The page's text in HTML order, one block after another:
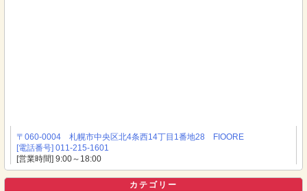
〒060-0004 札幌市中央区北4条西14丁目1番地28 FIOORE
[電話番号] 011-215-1601
[営業時間] 9:00～18:00
カテゴリー